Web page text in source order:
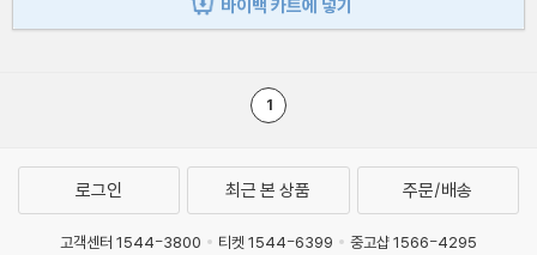
바이백 카트에 넣기
1
로그인 최근 본 상품 주문/배송
고객센터 1544-3800 티켓 1544-6399
중고샵 1566-4295